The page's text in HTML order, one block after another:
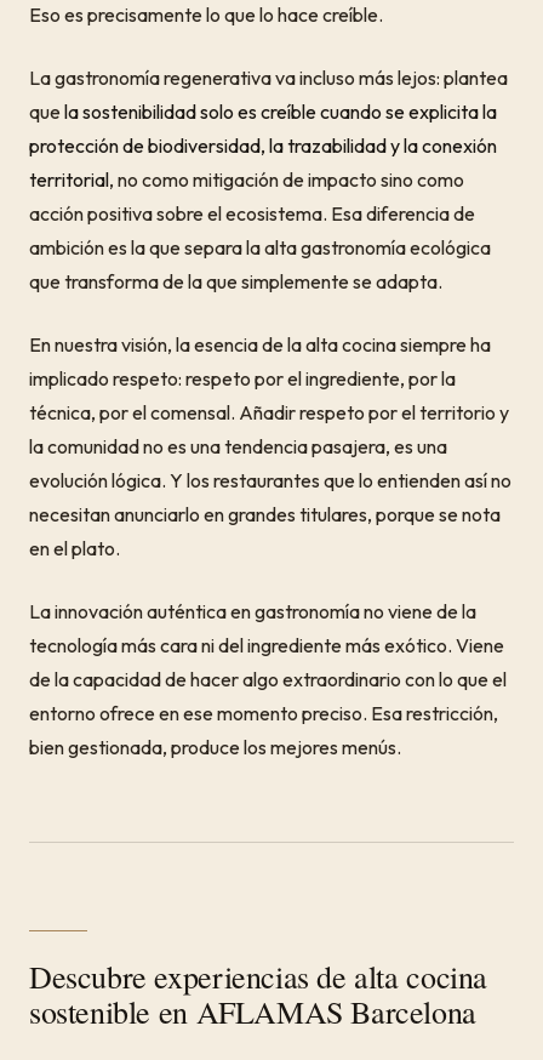
Eso es precisamente lo que lo hace creíble.
La gastronomía regenerativa va incluso más lejos: plantea
que la sostenibilidad solo es creíble cuando se explicita la
protección de biodiversidad, la trazabilidad y la conexión
territorial, no como mitigación de impacto sino como
acción positiva sobre el ecosistema. Esa diferencia de
ambición es la que separa la alta gastronomía ecológica
que transforma de la que simplemente se adapta.
En nuestra visión, la esencia de la alta cocina siempre ha
implicado respeto: respeto por el ingrediente, por la
técnica, por el comensal. Añadir respeto por el territorio y
la comunidad no es una tendencia pasajera, es una
evolución lógica. Y los restaurantes que lo entienden así no
necesitan anunciarlo en grandes titulares, porque se nota
en el plato.
La innovación auténtica en gastronomía no viene de la
tecnología más cara ni del ingrediente más exótico. Viene
de la capacidad de hacer algo extraordinario con lo que el
entorno ofrece en ese momento preciso. Esa restricción,
bien gestionada, produce los mejores menús.
Descubre experiencias de alta cocina
sostenible en AFLAMAS Barcelona